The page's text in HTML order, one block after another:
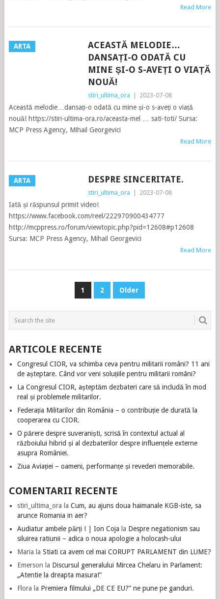
Read More
ARTA
ACEASTĂ MELODIE…
DANSAȚI-O ODATĂ CU
MINE ȘI-O S-AVEȚI O VIAȚĂ
NOUĂ!
stiri_ultima_ora 2023-07-08
Această melodie…dansați-o odată cu mine și-o s-aveți o viață
nouă! https://stiri-ultima-ora.ro/aceasta-mel … sati-toti/ Sursa:
MCP Press Agency, Mihail Georgevici
Read More
ARTA DESPRE SINCERITATE.
stiri_ultima_ora 2023-07-08
Iată și răspunsul primit video!
https://www.facebook.com/reel/222970900434777
http://mcppress.ro/forum/viewtopic.php?pid=12608#p12608
Sursa: MCP Press Agency, Mihail Georgevici
Read More
1 2 Older
ARTICOLE RECENTE
Congresul CIOR, va schimba ceva pentru militarii români? 11 ani
de așteptare. Când vor veni soluțiile pentru militarii români?
La Congresul CIOR, așteptăm dezbateri care să includă în mod
real și problemele militarilor.
Federația Militarilor din România – o contribuție de durată la
cooperarea cu CIOR.
O părere despre suveraniști, scrisă în contextul actual al
războiului hibrid și al dezbaterilor despre influențele externe
asupra României.
Ziua Aviației – oameni, performanțe și revederi memorabile.
COMENTARII RECENTE
stiri_ultima_ora la Cum, au ajuns doua haimanale KGB-iste, sa
arunce Romania in aer?
Audiatur ambele părți ! | Ion Coja la Despre negationism sau
siluirea ratiunii – adica o noua apologie a holocash-ului
Maria la Stiati ca avem cel mai CORUPT PARLAMENT din LUME?
Emerson la Discursul generalului Mircea Chelaru in Parlament:
„Atentie la dreapta masura!”
Flora la Premiera filmului „DE CE EU?” ne pune pe ganduri.